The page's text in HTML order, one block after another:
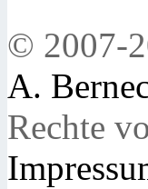
© 2007-
A.
Rechte